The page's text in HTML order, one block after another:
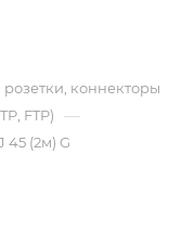
розетки, коннекторы
FTP) —
45 (2м) G